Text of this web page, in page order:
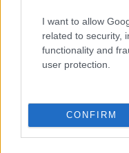
I want to allow
related to security,
functionality and
user protection.
CONFIRM
Péterfy Borit